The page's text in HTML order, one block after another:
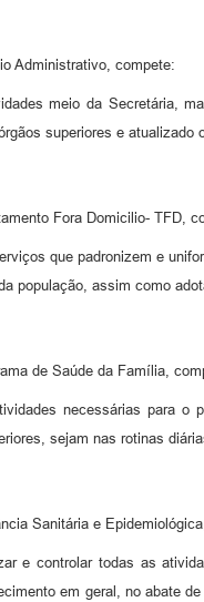
Administrativo, compete:
meio da Secretária,
superiores e
Fora Domicilio- TFD,
que padronizem e
população, assim como
de Saúde da Família,
necessárias para o
sejam nas rotinas
Sanitária e
e controlar todas as
em geral, no abate